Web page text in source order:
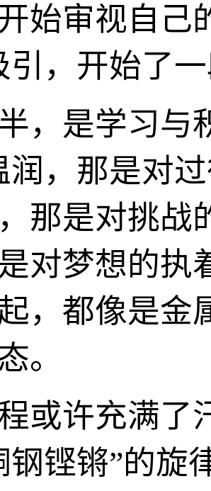
始审视自己
引，开始了
，是学习与
润，那是对
那是对挑战
对梦想的执
，都像是金
。
或许充满了
钢铿锵”的旋